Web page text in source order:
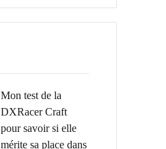
Mon test de la
DXRacer Craft
pour savoir si elle
mérite sa place dans